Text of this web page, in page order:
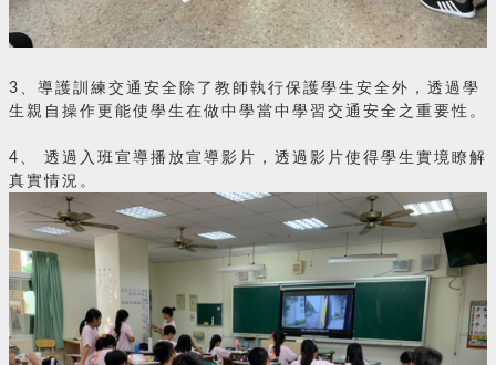
3、導護訓練交通安全除了教師執行保護學生安全外，透過學
生親自操作更能使學生在做中學當中學習交通安全之重要性。
4、 透過入班宣導播放宣導影片，透過影片使得學生實境瞭解
真實情況。